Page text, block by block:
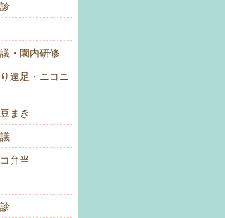
・園内研修
遠足・ニコニ
まき
弁当